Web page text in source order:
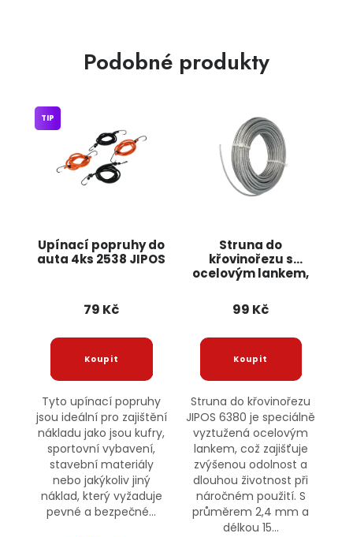
Podobné produkty
Upínací popruhy do
auta 4ks 2538 JIPOS
TIP
79 Kč
Tyto upínací popruhy
jsou ideální pro zajištění
nákladu jako jsou kufry,
sportovní vybavení,
stavební materiály
nebo jakýkoliv jiný
náklad, který vyžaduje
pevné a bezpečné...
Struna do
křovinořezu s
ocelovým lankem,
JIPOS
99 Kč
Struna do křovinořezu
JIPOS 6380 je speciálně
vyztužená ocelovým
lankem, což zajišťuje
zvýšenou odolnost a
dlouhou životnost při
náročném použití. S
průměrem 2,4 mm a
délkou 15...